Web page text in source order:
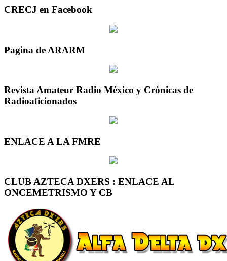
CRECJ en Facebook
Pagina de ARARM
Revista Amateur Radio México y Crónicas de
Radioaficionados
ENLACE A LA FMRE
CLUB AZTECA DXERS : ENLACE AL
ONCEMETRISMO Y CB